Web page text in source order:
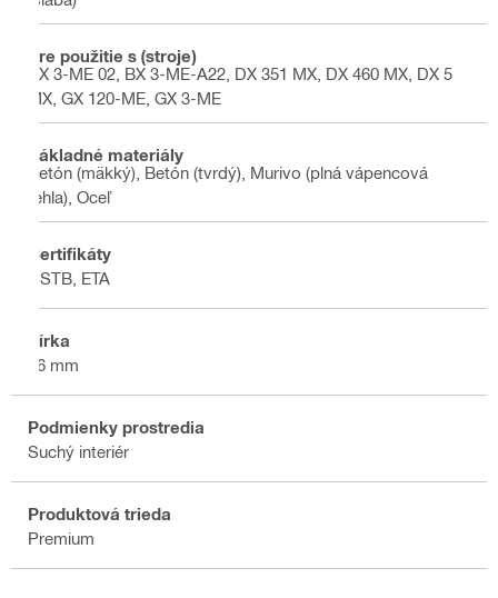
Pre použitie s (stroje)
BX 3-ME 02, BX 3-ME-A22, DX 351 MX, DX 460 MX, DX 5
MX, GX 120-ME, GX 3-ME
Základné materiály
Betón (mäkký), Betón (tvrdý), Murivo (plná vápencová
tehla), Oceľ
Certifikáty
CSTB, ETA
Šírka
26 mm
Podmienky prostredia
Suchý interiér
Produktová trieda
Premium